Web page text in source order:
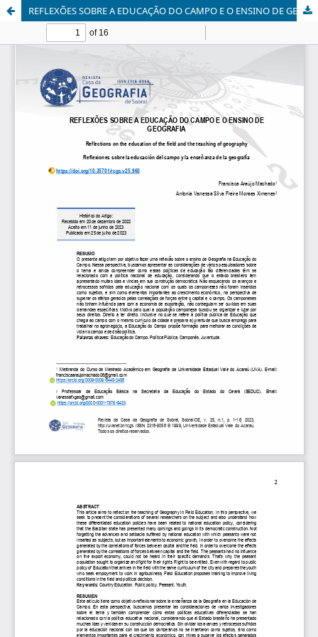
REFLEXÕES SOBRE A EDUCAÇÃO DO CAMPO E O ENSINO DE GEOGRAFIA